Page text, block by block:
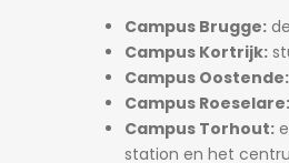
Campus Brugge:
Campus Kortrijk:
Campus Oostende:
Campus Roeselare:
Campus Torhout:
station en het